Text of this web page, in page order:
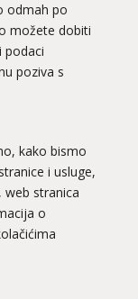
odmah po
možete dobiti
podaci
poziva s
kako bismo
i usluge,
web stranica
o
ide veza